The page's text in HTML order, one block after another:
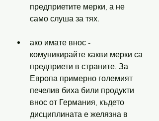
предприетите мерки, а не
само слуша за тях.
ако имате внос -
комуникирайте какви мерки са
предприети в страните. За
Европа примерно големият
печелив биха били продукти
внос от Германия, където
дисциплината е желязна в